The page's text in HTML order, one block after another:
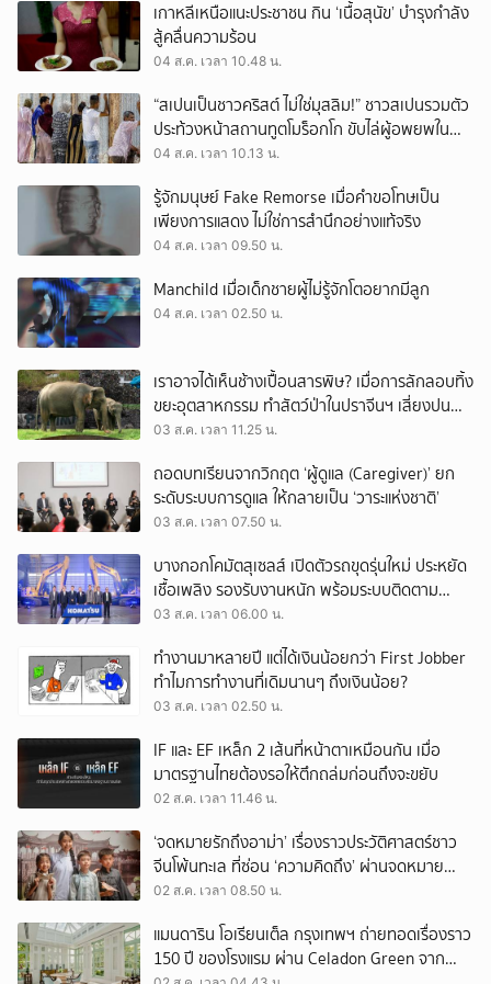
เกาหลีเหนือแนะประชาชน กิน ‘เนื้อสุนัข’ บำรุงกำลัง
สู้คลื่นความร้อน
04 ส.ค. เวลา 10.48 น.
“สเปนเป็นชาวคริสต์ ไม่ใช่มุสลิม!” ชาวสเปนรวมตัว
ประท้วงหน้าสถานทูตโมร็อกโก ขับไล่ผู้อพยพใน
เมืองเซวตาออกนอกประเทศ
04 ส.ค. เวลา 10.13 น.
รู้จักมนุษย์ Fake Remorse เมื่อคำขอโทษเป็น
เพียงการแสดง ไม่ใช่การสำนึกอย่างแท้จริง
04 ส.ค. เวลา 09.50 น.
Manchild เมื่อเด็กชายผู้ไม่รู้จักโตอยากมีลูก
04 ส.ค. เวลา 02.50 น.
เราอาจได้เห็นช้างเปื้อนสารพิษ? เมื่อการลักลอบทิ้ง
ขยะอุตสาหกรรม ทำสัตว์ป่าในปราจีนฯ เสี่ยงปน
เปื้อน
03 ส.ค. เวลา 11.25 น.
ถอดบทเรียนจากวิกฤต ‘ผู้ดูแล (Caregiver)’ ยก
ระดับระบบการดูแล ให้กลายเป็น ‘วาระแห่งชาติ’
03 ส.ค. เวลา 07.50 น.
บางกอกโคมัตสุเซลส์ เปิดตัวรถขุดรุ่นใหม่ ประหยัด
เชื้อเพลิง รองรับงานหนัก พร้อมระบบติดตาม
เครื่องจักรผ่านดาวเทียม
03 ส.ค. เวลา 06.00 น.
ทำงานมาหลายปี แต่ได้เงินน้อยกว่า First Jobber
ทำไมการทำงานที่เดิมนานๆ ถึงเงินน้อย?
03 ส.ค. เวลา 02.50 น.
IF และ EF เหล็ก 2 เส้นที่หน้าตาเหมือนกัน เมื่อ
มาตรฐานไทยต้องรอให้ตึกถล่มก่อนถึงจะขยับ
02 ส.ค. เวลา 11.46 น.
‘จดหมายรักถึงอาม่า’ เรื่องราวประวัติศาสตร์ชาว
จีนโพ้นทะเล ที่ซ่อน ‘ความคิดถึง’ ผ่านจดหมาย
‘โพยก๊วน’
02 ส.ค. เวลา 08.50 น.
แมนดาริน โอเรียนเต็ล กรุงเทพฯ ถ่ายทอดเรื่องราว
150 ปี ของโรงแรม ผ่าน Celadon Green จาก